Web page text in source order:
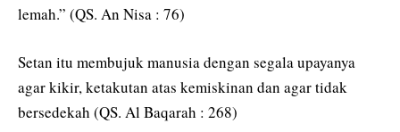
lemah.” (QS. An Nisa : 76)
Setan itu membujuk manusia dengan segala upayanya
agar kikir, ketakutan atas kemiskinan dan agar tidak
bersedekah (QS. Al Baqarah : 268)